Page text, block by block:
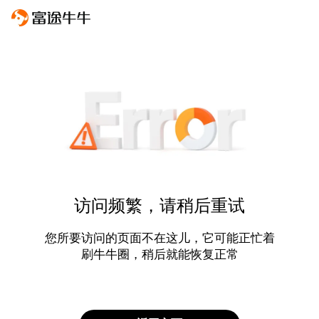
访问频繁，请稍后重试
您所要访问的页面不在这儿，它可能正忙着
刷牛牛圈，稍后就能恢复正常